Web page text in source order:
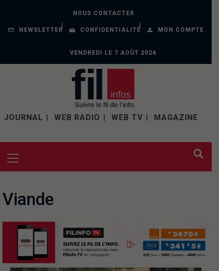
NOUS CONTACTER
NEWSLETTER CONFIDENTIALITÉ MON COMPTE
VENDREDI LE 7 AOÛT 2026
JOURNAL WEB RADIO WEB TV MAGAZINE
Viande